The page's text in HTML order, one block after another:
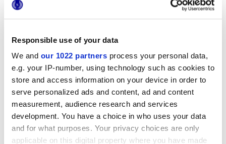
Responsible use of your data
We and our 1022 partners process your personal data,
e.g. your IP-number, using technology such as cookies to
store and access information on your device in order to
serve personalized ads and content, ad and content
measurement, audience research and services
development. You have a choice in who uses your data
and for what purposes. Your privacy choices are only
applicable on this digital property where you have made
Die Ausstellung wird vom 21. Oktober 2022 bis
zum 31. Januar 2023
Romagna, 7 - Sassuolo (MO) zu sehen sein.
BUCHEN SIE JETZT IHRE GEFÜHRTE BESICHTIGUNG